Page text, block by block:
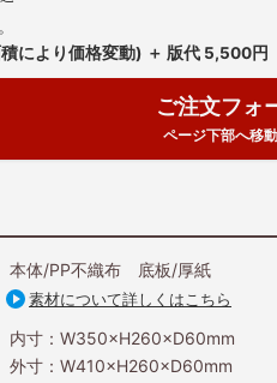
により価格変動) ＋ 版代 5,500円
ご注文フォ
ページ下部へ移
本体/PP不織布 底板/厚紙
素材について詳しくはこちら
内寸：W350×H260×D60mm
外寸：W410×H260×D60mm